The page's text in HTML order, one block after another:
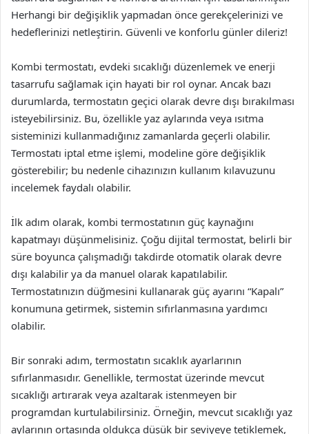
Herhangi bir değişiklik yapmadan önce gerekçelerinizi ve
hedeflerinizi netleştirin. Güvenli ve konforlu günler dileriz!
Kombi termostatı, evdeki sıcaklığı düzenlemek ve enerji
tasarrufu sağlamak için hayati bir rol oynar. Ancak bazı
durumlarda, termostatın geçici olarak devre dışı bırakılması
isteyebilirsiniz. Bu, özellikle yaz aylarında veya ısıtma
sisteminizi kullanmadığınız zamanlarda geçerli olabilir.
Termostatı iptal etme işlemi, modeline göre değişiklik
gösterebilir; bu nedenle cihazınızın kullanım kılavuzunu
incelemek faydalı olabilir.
İlk adım olarak, kombi termostatının güç kaynağını
kapatmayı düşünmelisiniz. Çoğu dijital termostat, belirli bir
süre boyunca çalışmadığı takdirde otomatik olarak devre
dışı kalabilir ya da manuel olarak kapatılabilir.
Termostatınızın düğmesini kullanarak güç ayarını “Kapalı”
konumuna getirmek, sistemin sıfırlanmasına yardımcı
olabilir.
Bir sonraki adım, termostatın sıcaklık ayarlarının
sıfırlanmasıdır. Genellikle, termostat üzerinde mevcut
sıcaklığı artırarak veya azaltarak istenmeyen bir
programdan kurtulabilirsiniz. Örneğin, mevcut sıcaklığı yaz
aylarının ortasında oldukça düşük bir seviyeye tetiklemek,